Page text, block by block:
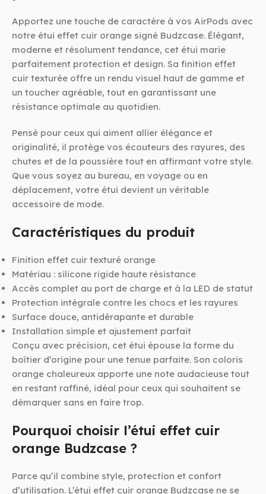
Apportez une touche de caractère à vos AirPods avec
notre étui effet cuir orange signé Budzcase. Élégant,
moderne et résolument tendance, cet étui marie
parfaitement protection et design. Sa finition effet
cuir texturée offre un rendu visuel haut de gamme et
un toucher agréable, tout en garantissant une
résistance optimale au quotidien.
Pensé pour ceux qui aiment allier élégance et
originalité, il protège vos écouteurs des rayures, des
chutes et de la poussière tout en affirmant votre style.
Que vous soyez au bureau, en voyage ou en
déplacement, votre étui devient un véritable
accessoire de mode.
Caractéristiques du produit
Finition effet cuir texturé orange
Matériau : silicone rigide haute résistance
Accès complet au port de charge et à la LED de statut
Protection intégrale contre les chocs et les rayures
Surface douce, antidérapante et durable
Installation simple et ajustement parfait
Conçu avec précision, cet étui épouse la forme du
boîtier d’origine pour une tenue parfaite. Son coloris
orange chaleureux apporte une note audacieuse tout
en restant raffiné, idéal pour ceux qui souhaitent se
démarquer sans en faire trop.
Pourquoi choisir l’étui effet cuir
orange Budzcase ?
Parce qu’il combine style, protection et confort
d’utilisation. L’étui effet cuir orange Budzcase ne se